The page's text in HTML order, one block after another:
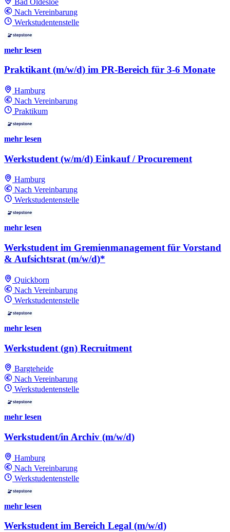
Nach Vereinbarung
Werkstudentenstelle
mehr lesen
Praktikant (m/w/d) im PR-Bereich für 3-6 Monate
Hamburg
Nach Vereinbarung
Praktikum
mehr lesen
Werkstudent (w/m/d) Einkauf / Procurement
Hamburg
Nach Vereinbarung
Werkstudentenstelle
mehr lesen
Werkstudent im Gremienmanagement für Vorstand
& Aufsichtsrat (m/w/d)*
Quickborn
Nach Vereinbarung
Werkstudentenstelle
mehr lesen
Werkstudent (gn) Recruitment
Bargteheide
Nach Vereinbarung
Werkstudentenstelle
mehr lesen
Werkstudent/in Archiv (m/w/d)
Hamburg
Nach Vereinbarung
Werkstudentenstelle
mehr lesen
Werkstudent im Bereich Legal (m/w/d)